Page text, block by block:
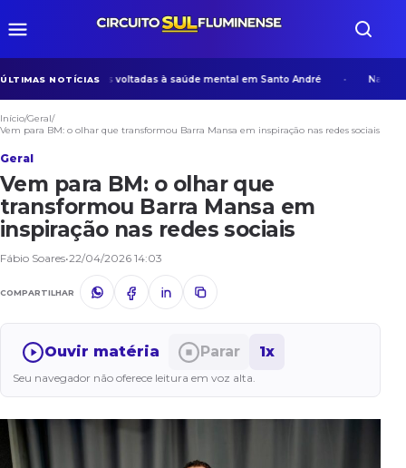
ÚLTIMAS NOTÍCIAS
desenvolve ações voltadas à saúde mental em Santo André Na era
Início/Geral/
Vem para BM: o olhar que transformou Barra Mansa em inspiração nas redes sociais
Geral
Vem para BM: o olhar que
transformou Barra Mansa em
inspiração nas redes sociais
Fábio Soares•22/04/2026 14:03
COMPARTILHAR
Ouvir matéria Parar 1x
Seu navegador não oferece leitura em voz alta.